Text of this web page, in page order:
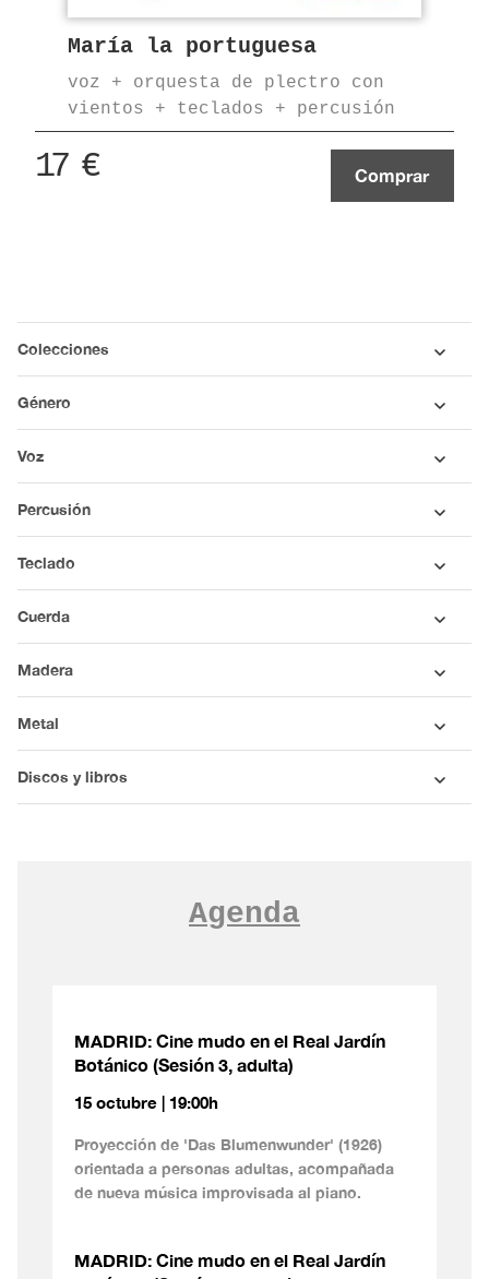
María la portuguesa
voz + orquesta de plectro con
vientos + teclados + percusión
17 € Comprar
Colecciones
Género
Voz
Percusión
Teclado
Cuerda
Madera
Metal
Discos y libros
Agenda
MADRID: Cine mudo en el Real Jardín
Botánico (Sesión 3, adulta)
15 octubre | 19:00h
Proyección de 'Das Blumenwunder' (1926)
orientada a personas adultas, acompañada
de nueva música improvisada al piano.
MADRID: Cine mudo en el Real Jardín